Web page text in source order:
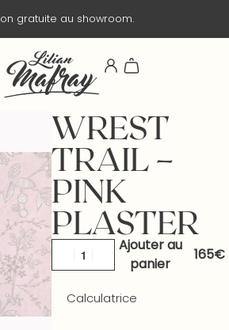
gratuite au showroom.
WREST
TRAIL –
PINK
PLASTER
Ajouter au
panier
Calculatrice